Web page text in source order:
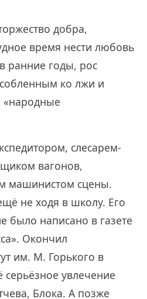
добра,
время нести любовь
ранние годы, рос
ко лжи и
«народные
слесарем-
вагонов,
машинистом сцены.
не ходя в школу. Его
было написано в газете
Окончил
им. М. Горького в
увлечение
Блока. А позже